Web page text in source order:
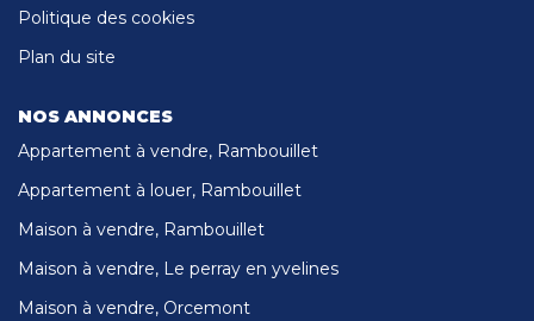
Politique des cookies
Plan du site
NOS ANNONCES
Appartement à vendre, Rambouillet
Appartement à louer, Rambouillet
Maison à vendre, Rambouillet
Maison à vendre, Le perray en yvelines
Maison à vendre, Orcemont